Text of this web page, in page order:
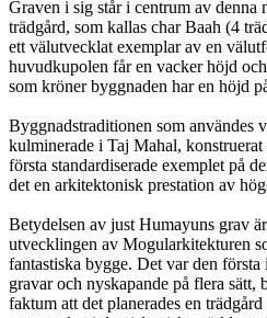
Graven i sig står i centrum av denna
trädgård, som kallas char Baah (4
ett välutvecklat exemplar av en
huvudkupolen får en vacker höjd
som kröner byggnaden har en höjd
Byggnadstraditionen som användes
kulminerade i Taj Mahal, konstruerat
första standardiserade exemplet på
det en arkitektonisk prestation av
Betydelsen av just Humayuns grav
utvecklingen av Mogularkitekturen
fantastiska bygge. Det var den första
gravar och nyskapande på flera sätt,
faktum att det planerades en